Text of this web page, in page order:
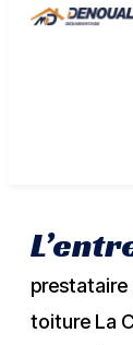
prestataire
toiture La